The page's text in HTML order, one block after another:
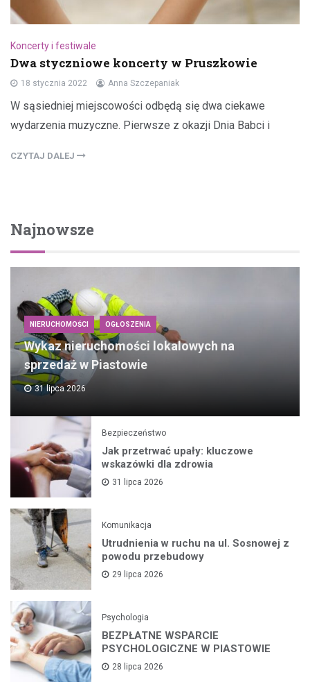
Koncerty i festiwale
Dwa styczniowe koncerty w Pruszkowie
18 stycznia 2022 Anna Szczepaniak
W sąsiedniej miejscowości odbędą się dwa ciekawe
wydarzenia muzyczne. Pierwsze z okazji Dnia Babci i
CZYTAJ DALEJ
Najnowsze
NIERUCHOMOŚCI OGŁOSZENIA
Wykaz nieruchomości lokalowych na
sprzedaż w Piastowie
31 lipca 2026
Bezpieczeństwo
Jak przetrwać upały: kluczowe
wskazówki dla zdrowia
31 lipca 2026
Komunikacja
Utrudnienia w ruchu na ul. Sosnowej z
powodu przebudowy
29 lipca 2026
Psychologia
BEZPŁATNE WSPARCIE
PSYCHOLOGICZNE W PIASTOWIE
28 lipca 2026